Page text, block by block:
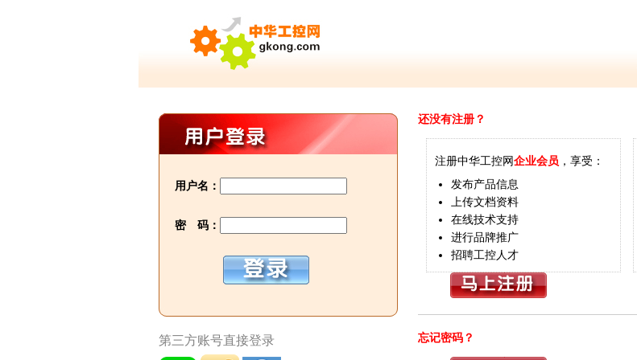
用户名：
密 码：
第三方账号直接登录
还没有注册？
注册中华工控网企业会员 ，享受：
发布产品信息
上传文档资料
在线技术支持
进行品牌推广
招聘工控人才
忘记密码？